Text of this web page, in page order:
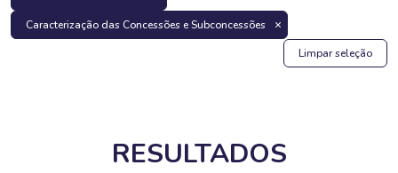
Caracterização das Concessões e Subconcessões
Limpar seleção
RESULTADOS